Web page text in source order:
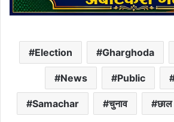
Election Gharghoda
News Public
Samachar चुनाव छाल